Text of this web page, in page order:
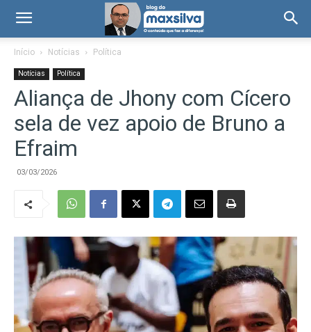
Início Notícias Política
Notícias Política
Aliança de Jhony com Cícero
sela de vez apoio de Bruno a
Efraim
03/03/2026